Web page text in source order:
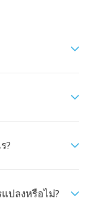
?
ปลงหรือไม่?